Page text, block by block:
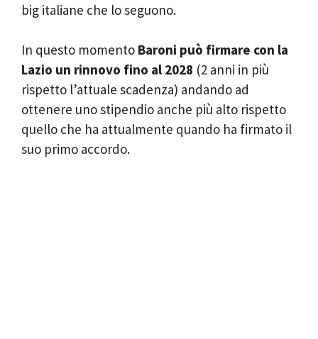
big italiane che lo seguono.
In questo momento Baroni può firmare con la
Lazio un rinnovo fino al 2028 (2 anni in più
rispetto l’attuale scadenza) andando ad
ottenere uno stipendio anche più alto rispetto
quello che ha attualmente quando ha firmato il
suo primo accordo.